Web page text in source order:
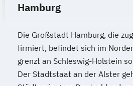
Hamburg
Die Großstadt Hamburg, die
firmiert, befindet sich im
grenzt an Schleswig-Holstein
Der Stadtstaat an der Alster